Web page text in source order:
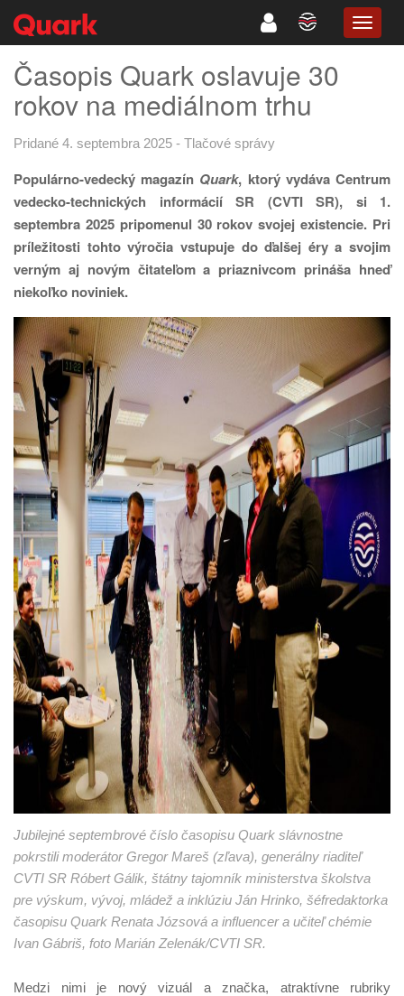
Časopis Quark oslavuje 30
rokov na mediálnom trhu
Pridané 4. septembra 2025 - Tlačové správy
Populárno-vedecký magazín Quark, ktorý vydáva Centrum
vedecko-technických informácií SR (CVTI SR), si 1.
septembra 2025 pripomenul 30 rokov svojej existencie. Pri
príležitosti tohto výročia vstupuje do ďalšej éry a svojim
verným aj novým čitateľom a priaznivcom prináša hneď
niekoľko noviniek.
Jubilejné septembrové číslo časopisu Quark slávnostne
pokrstili moderátor Gregor Mareš (zľava), generálny riaditeľ
CVTI SR Róbert Gálik, štátny tajomník ministerstva školstva
pre výskum, vývoj, mládež a inklúziu Ján Hrinko, šéfredaktorka
časopisu Quark Renata Józsová a influencer a učiteľ chémie
Ivan Gábriš, foto Marián Zelenák/CVTI SR.
Medzi nimi je nový vizuál a značka, atraktívne rubriky